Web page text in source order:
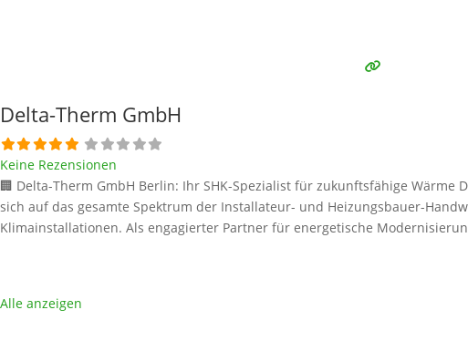
Delta-Therm GmbH
Keine Rezensionen
🏢 Delta-Therm GmbH Berlin: Ihr SHK-Spezialist für zukunftsfähige
sich auf das gesamte Spektrum der Installateur- und Heizungsbauer-
Klimainstallationen. Als engagierter Partner für energetische
Alle anzeigen